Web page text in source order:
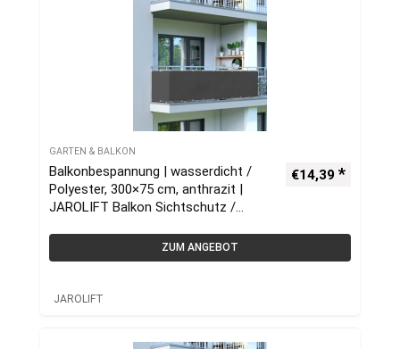
GARTEN & BALKON
Balkonbespannung | wasserdicht /
Polyester, 300×75 cm, anthrazit |
JAROLIFT Balkon Sichtschutz /
€14,39
ZUM ANGEBOT
JAROLIFT